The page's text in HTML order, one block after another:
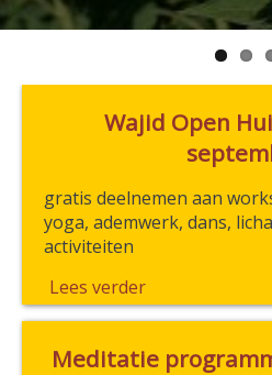
Wajid Open
gratis deelnemen aan
yoga, ademwerk, dans,
activiteiten
Lees verder
Meditatie